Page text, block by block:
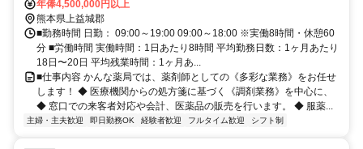
年俸4,500,000円以上
熊本県上益城郡
■勤務時間 日勤： 09:00～19:00 09:00～18:00 ※実働8時間・休憩60
分 ■労働時間 実働時間：1日あたり8時間 平均勤務日数：1ヶ月あたり
18日〜20日 平均残業時間：1ヶ月あ...
■仕事内容 かんな薬局では、薬剤師としての《多彩な業務》をお任せ
します！ ◆ 医療機関からの処方箋に基づく《調剤業務》を中心に、
◆ 窓口での来客者対応や会計、医薬品の販売を行います。 ◆ 服薬...
主婦・主夫歓迎 即日勤務OK 経験者歓迎 フルタイム歓迎 シフト制